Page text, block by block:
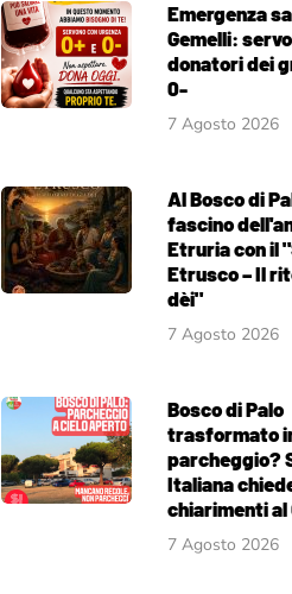
Emergenza
Gemelli:
donatori dei
0-
7 Agosto 2026
Al Bosco di
fascino
Etruria con il
Etrusco – Il
dèi"
7 Agosto 2026
Bosco di Palo
trasformato
parcheggio?
Italiana
chiarimenti al
7 Agosto 2026